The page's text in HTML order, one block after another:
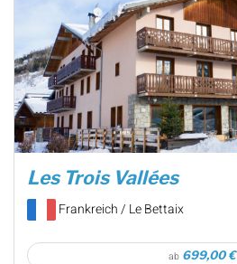
Les Trois Vallées
Frankreich / Le Bettaix
ab 699,00 €